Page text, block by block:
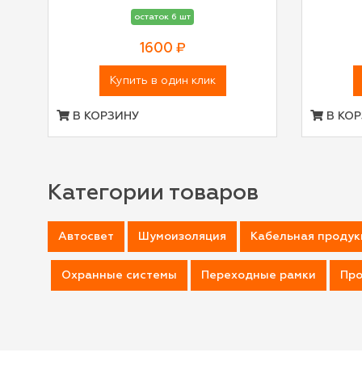
остаток 6 шт
1600 ₽
Купить в один клик
В КОРЗИНУ В
Категории товаров
Автосвет Шумоизоляция Кабельная
Охранные системы Переходные рамки